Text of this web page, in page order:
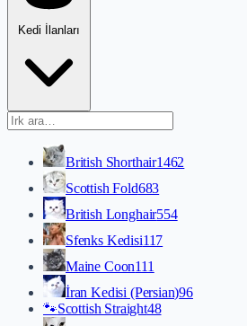
Kedi İlanları
British Shorthair1462
Scottish Fold683
British Longhair554
Sfenks Kedisi117
Maine Coon111
İran Kedisi (Persian)96
🐾Scottish Straight48